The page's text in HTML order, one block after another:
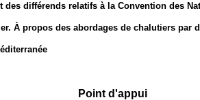
différends relatifs à la Convention des
À propos des abordages de chalutiers par
Point d'appui